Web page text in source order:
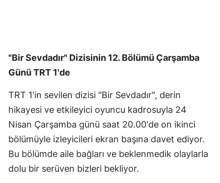
"Bir Sevdadır" Dizisinin 12. Bölümü Çarşamba
Günü TRT 1'de
TRT 1'in sevilen dizisi "Bir Sevdadır", derin
hikayesi ve etkileyici oyuncu kadrosuyla 24
Nisan Çarşamba günü saat 20.00'de on ikinci
bölümüyle izleyicileri ekran başına davet ediyor.
Bu bölümde aile bağları ve beklenmedik olaylarla
dolu bir serüven bizleri bekliyor.